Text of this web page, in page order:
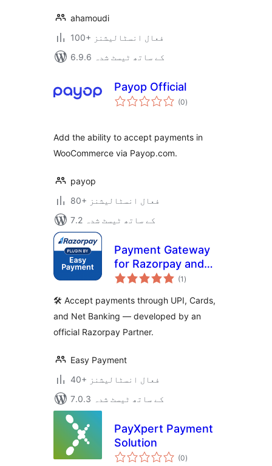
ahamoudi
100+ فعال انسٹالیشنز
6.9.6 کے ساتھ ٹیسٹ شدہ
Payop Official
(0مجموعی
درجہ
)
Add the ability to accept payments in
WooCommerce via Payop.com.
payop
80+ فعال انسٹالیشنز
7.2 کے ساتھ ٹیسٹ شدہ
Payment Gateway
for Razorpay and
for WooCommerce
(1 مجموعی
درجہ
)
🛠️ Accept payments through UPI, Cards,
and Net Banking — developed by an
official Razorpay Partner.
Easy Payment
40+ فعال انسٹالیشنز
7.0.3 کے ساتھ ٹیسٹ شدہ
PayXpert Payment
Solution
(0مجموعی
درجہ
)